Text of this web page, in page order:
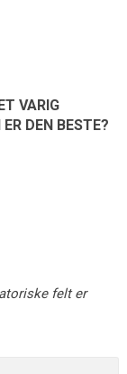
VARIG
DEN BESTE?
felt er